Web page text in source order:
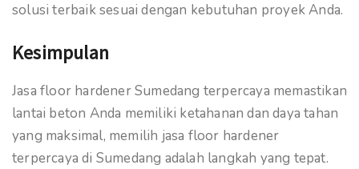
solusi terbaik sesuai dengan kebutuhan proyek Anda.
Kesimpulan
Jasa floor hardener Sumedang terpercaya memastikan
lantai beton Anda memiliki ketahanan dan daya tahan
yang maksimal, memilih jasa floor hardener
terpercaya di Sumedang adalah langkah yang tepat.